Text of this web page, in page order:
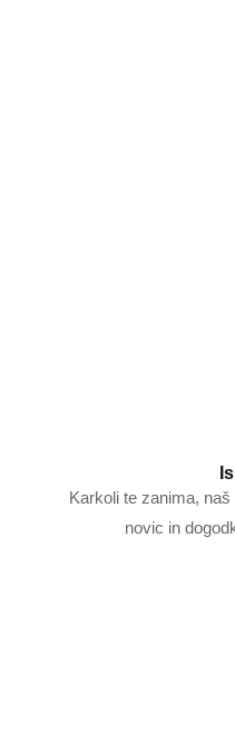
Karkoli te zanima,
novic in